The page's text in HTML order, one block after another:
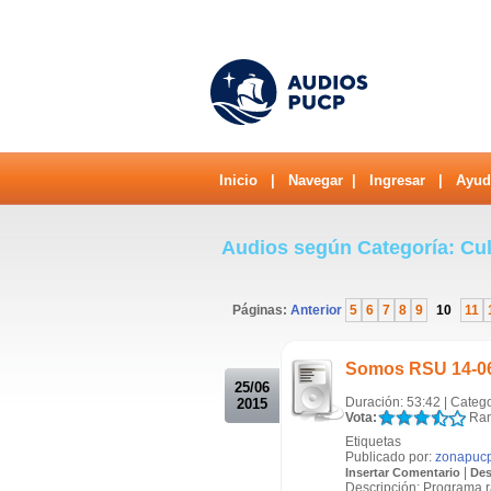
Inicio Navegar Ingresar
Audios según Categoría:
Páginas: Anterior 5 6 7 8 9 10 11
25/06
2015
Somos RSU 14-
Duración: 53:42 |
Vota:
Etiquetas
Publicado por:
Insertar Comentario |
Descripción: Programa